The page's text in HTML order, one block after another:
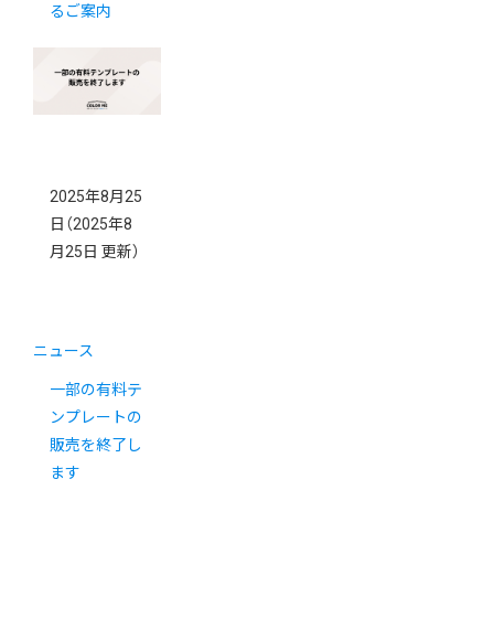
るご案内
2025年8月25
日 （2025年8
月25日 更新）
ニュース
一部の有料テ
ンプレートの
販売を終了し
ます